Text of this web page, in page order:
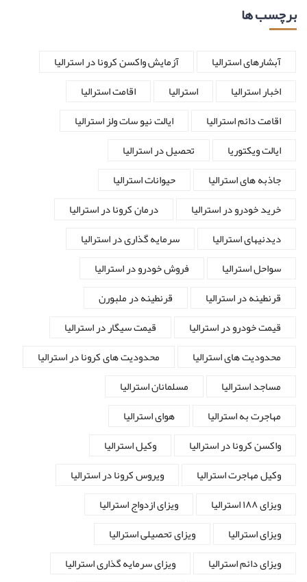
برچسب ها
آبشارهای استرالیا
آزمایش واکسن کرونا در استرالیا
اخبار استرالیا
استرالیا
اقامت استرالیا
اقامت دائم استرالیا
ایالت نیو سات ولز استرالیا
ایالت ویکتوریا
تحصیل در استرالیا
جاذبه های استرالیا
حیوانات استرالیا
خرید خودرو در استرالیا
درمان کرونا در استرالیا
دیدنیهای استرالیا
سرمایه گذاری در استرالیا
سواحل استرالیا
فروش خودرو در استرالیا
قرنطینه در استرالیا
قرنطینه در ملبورن
قیمت خودرو در استرالیا
قیمت سیگار در استرالیا
محدودیت های استرالیا
محدودیت های کرونا در استرالیا
مساجد استرالیا
مسلمانان استرالیا
مهاجرت به استرالیا
هوای استرالیا
واکسن کرونا در استرالیا
وکیل استرالیا
وکیل مهاجرت استرالیا
ویروس کرونا در استرالیا
ویزای ۱۸۸ استرالیا
ویزای ازدواج استرالیا
ویزای استرالیا
ویزای تحصیلی استرالیا
ویزای دائم استرالیا
ویزای سرمایه گذاری استرالیا